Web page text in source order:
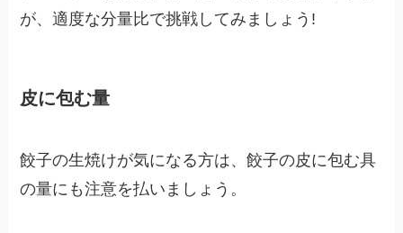
が、適度な分量比で挑戦してみましょう!
皮に包む量
餃子の生焼けが気になる方は、餃子の皮に包む具
の量にも注意を払いましょう。